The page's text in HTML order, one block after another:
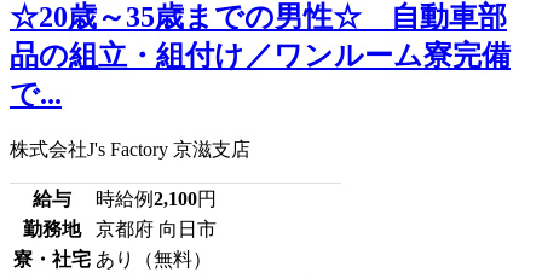
☆20歳～35歳までの男性☆ 自動車部
品の組立・組付け／ワンルーム寮完備
で...
株式会社J's Factory 京滋支店
給与 時給例2,100円
勤務地
京都府 向日市
寮・社宅 あり（無料）